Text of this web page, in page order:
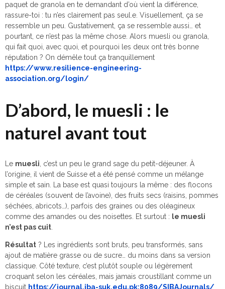
paquet de granola en te demandant d’où vient la différence,
rassure-toi : tu n’es clairement pas seul.e. Visuellement, ça se
ressemble un peu. Gustativement, ça se ressemble aussi… et
pourtant, ce n’est pas la même chose. Alors muesli ou granola,
qui fait quoi, avec quoi, et pourquoi les deux ont très bonne
réputation ? On démêle tout ça tranquillement
https://www.resilience-engineering-
association.org/login/
D’abord, le muesli : le
naturel avant tout
Le muesli, c’est un peu le grand sage du petit-déjeuner. À
l’origine, il vient de Suisse et a été pensé comme un mélange
simple et sain. La base est quasi toujours la même : des flocons
de céréales (souvent de l’avoine), des fruits secs (raisins, pommes
séchées, abricots…), parfois des graines ou des oléagineux
comme des amandes ou des noisettes. Et surtout : le muesli
n’est pas cuit.
Résultat ? Les ingrédients sont bruts, peu transformés, sans
ajout de matière grasse ou de sucre… du moins dans sa version
classique. Côté texture, c’est plutôt souple ou légèrement
croquant selon les céréales, mais jamais croustillant comme un
biscuit https://journal.iba-suk.edu.pk:8089/SIBAJournals/